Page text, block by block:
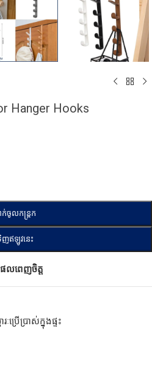
Hanger Hooks
ក់ចូលកន្ត្រក
ញឥឡូវនេះ
លពេញចិត្ត
រៈប្រើប្រាស់ក្នុងផ្ទះ